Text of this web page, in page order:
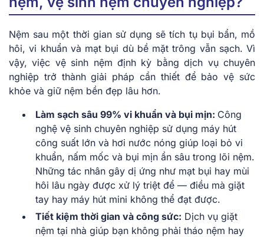
Nệm sau một thời gian sử dụng sẽ tích tụ bụi bẩn, mồ
hôi, vi khuẩn và mạt bụi dù bề mặt trông vẫn sạch. Vì
vậy, việc vệ sinh nệm định kỳ bằng dịch vụ chuyên
nghiệp trở thành giải pháp cần thiết để bảo vệ sức
khỏe và giữ nệm bền đẹp lâu hơn.
Làm sạch sâu 99% vi khuẩn và bụi mịn: Công
nghệ vệ sinh chuyên nghiệp sử dụng máy hút
công suất lớn và hơi nước nóng giúp loại bỏ vi
khuẩn, nấm mốc và bụi mịn ẩn sâu trong lõi nệm.
Những tác nhân gây dị ứng như mạt bụi hay mùi
hôi lâu ngày được xử lý triệt để — điều mà giặt
tay hay máy hút mini không thể đạt được.
Tiết kiệm thời gian và công sức: Dịch vụ giặt
nệm tại nhà giúp bạn không phải tháo nệm hay